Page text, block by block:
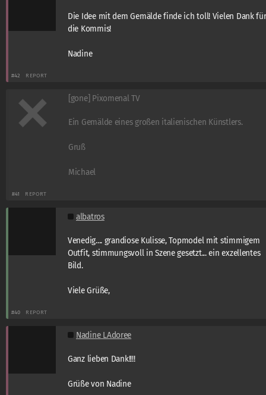
Die Idee mit dem Gemälde finde ich toll! Vielen Dank für
die Kommis!
Nadine
#42 REPORT
[gone] Pixomenal TV
Ein Gemälde eines großen italienischen Künstlers.
Gruß
Michael
#41 REPORT
albatros
Venedig.... grandiose Kulisse, Topmodel mit stimmigem
Outfit, stimmungsvoll in Szene gesetzt... ein exzellentes
Bild.
Viele Grüße,
#40 REPORT
Nadine LAdoree
Ganz lieben Dank!!!!
Grüße von Nadine